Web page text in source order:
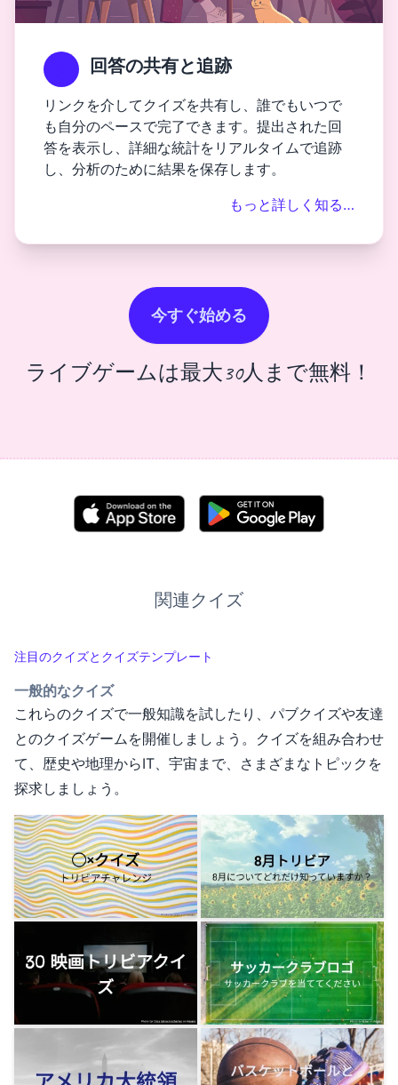
回答の共有と追跡
リンクを介してクイズを共有し、誰でもいつで
も自分のペースで完了できます。提出された回
答を表示し、詳細な統計をリアルタイムで追跡
し、分析のために結果を保存します。
もっと詳しく知る…
今すぐ始める
ライブゲームは最大30人まで無料！
関連クイズ
注目のクイズとクイズテンプレート
一般的なクイズ
これらのクイズで一般知識を試したり、パブクイズや友達
とのクイズゲームを開催しましょう。クイズを組み合わせ
て、歴史や地理からIT、宇宙まで、さまざまなトピックを
探求しましょう。